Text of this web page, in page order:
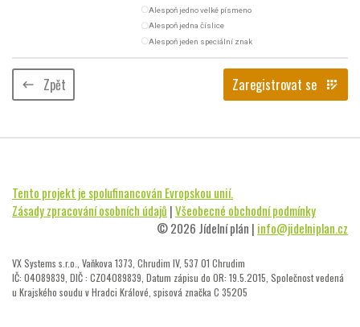
radio_button_uncheckedAlespoň jedno velké písmeno
radio_button_uncheckedAlespoň jedna číslice
radio_button_uncheckedAlespoň jeden speciální znak
keyboard_backspace Zpět Zaregistrovat se app_registration
Tento projekt je spolufinancován Evropskou unií.
Zásady zpracování osobních údajů |Všeobecné obchodní podmínky
© 2026 Jídelní plán | info@jidelniplan.cz
VX Systems s.r.o., Vaňkova 1373, Chrudim IV, 537 01 Chrudim
IČ: 04089839, DIČ : CZ04089839, Datum zápisu do OR: 19.5.2015, Společnost vedená
u Krajského soudu v Hradci Králové, spisová značka C 35205